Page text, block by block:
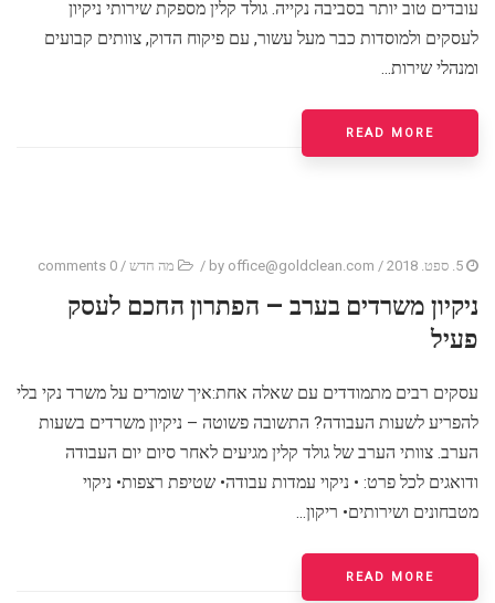
עובדים טוב יותר בסביבה נקייה. גולד קלין מספקת שירותי ניקיון
לעסקים ולמוסדות כבר מעל עשור, עם פיקוח הדוק, צוותים קבועים
ומנהלי שירות...
READ MORE
/ by
office@goldclean.com
/ מה חדש /
0 comments
ניקיון משרדים בערב – הפתרון החכם לעסק
פעיל
עסקים רבים מתמודדים עם שאלה אחת:איך שומרים על משרד נקי בלי
להפריע לשעות העבודה? התשובה פשוטה – ניקיון משרדים בשעות
הערב. צוותי הערב של גולד קלין מגיעים לאחר סיום יום העבודה
ודואגים לכל פרט: • ניקוי עמדות עבודה• שטיפת רצפות• ניקוי
מטבחונים ושירותים• ריקון...
READ MORE